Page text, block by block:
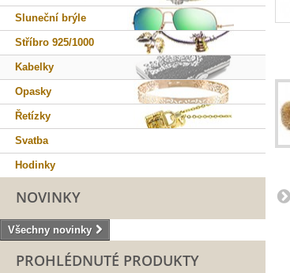
Sluneční brýle
Stříbro 925/1000
Kabelky
Opasky
Řetízky
Svatba
Hodinky
NOVINKY
Všechny novinky
PROHLÉDNUTÉ PRODUKTY